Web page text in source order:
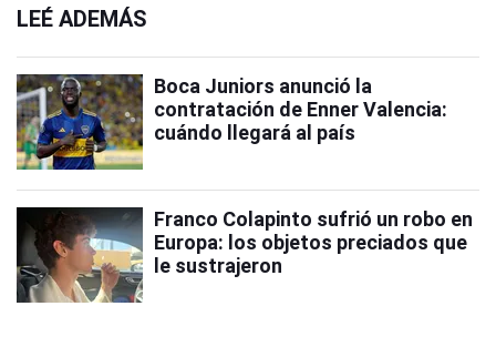
LEÉ ADEMÁS
Boca Juniors anunció la
contratación de Enner Valencia:
cuándo llegará al país
Franco Colapinto sufrió un robo en
Europa: los objetos preciados que
le sustrajeron